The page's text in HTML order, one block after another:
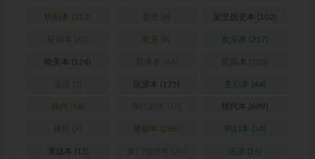
机制本 (313) 架空历史本 (102)
欢乐 (8) 欢乐本 (317)
欧美本 (124) 民国本 (103)
沉浸本 (175) 玄幻本 (44)
现代 (16) 现代本 (689)
硬核本 (286) 科幻本 (34)
谍战本 (15) 还原 (14)